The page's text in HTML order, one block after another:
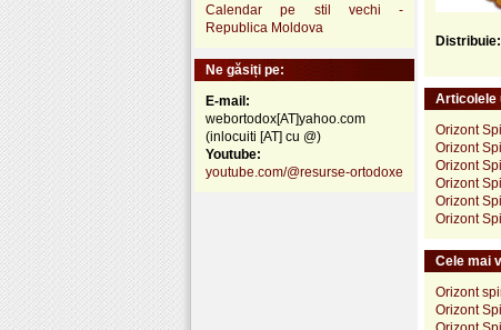
Distribuie:
Articolele
Orizont
Orizont
Orizont
Orizont
Orizont
Orizont
Cele mai
Orizont
Orizont
Calendar pe stil vechi -
Republica Moldova
Ne găsiți pe:
E-mail:
webortodox[AT]yahoo.com
(inlocuiti [AT] cu @)
Youtube:
youtube.com/@resurse-ortodoxe